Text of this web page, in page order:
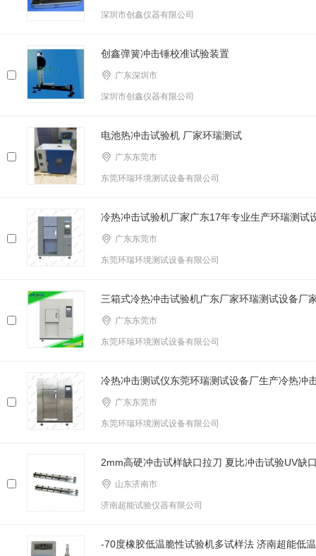
深圳市创鑫仪器有限公司
创鑫弹簧冲击锤校准试验装置
广东深圳市
深圳市创鑫仪器有限公司
电池热冲击试验机 厂家环瑞测试
广东东莞市
东莞环瑞环境测试设备有限公司
冷热冲击试验机厂家广东17年专业生产环瑞测试
广东东莞市
东莞环瑞环境测试设备有限公司
三箱式冷热冲击试验机广东厂家环瑞测试设备厂
广东东莞市
东莞环瑞环境测试设备有限公司
冷热冲击测试仪东莞环瑞测试设备厂生产冷热冲
广东东莞市
东莞环瑞环境测试设备有限公司
2mm高硬冲击试样缺口拉刀 夏比冲击试验UV缺
山东济南市
济南超能试验仪器有限公司
-70度橡胶低温脆性试验机多试样法 济南超能低